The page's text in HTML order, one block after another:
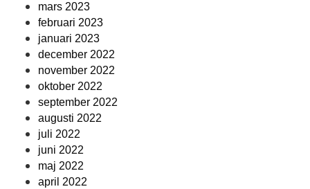
mars 2023
februari 2023
januari 2023
december 2022
november 2022
oktober 2022
september 2022
augusti 2022
juli 2022
juni 2022
maj 2022
april 2022